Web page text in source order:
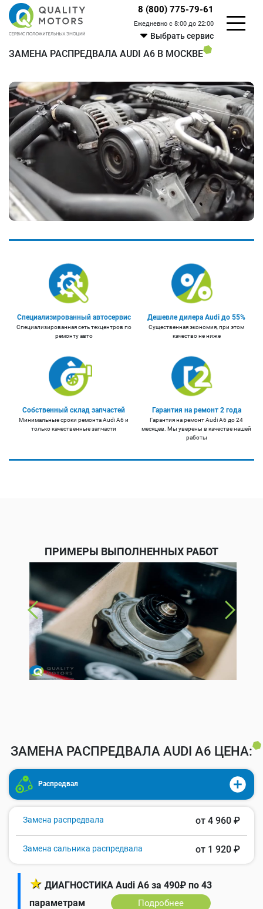
8 (800) 775-79-61
Ежедневно с 8:00 до 22:00
Выбрать сервис
ЗАМЕНА РАСПРЕДВАЛА AUDI A6 В МОСКВЕ
Специализированный автосервис
Специализированная сеть техцентров по
ремонту авто
Дешевле дилера Audi до 55%
Существенная экономия, при этом
качество не ниже
Собственный склад запчастей
Минимальные сроки ремонта Audi A6 и
только качественные запчасти
Гарантия на ремонт 2 года
Гарантия на ремонт Audi A6 до 24
месяцев. Мы уверены в качестве нашей
работы
ПРИМЕРЫ ВЫПОЛНЕННЫХ РАБОТ
ЗАМЕНА РАСПРЕДВАЛА AUDI A6 ЦЕНА:
Распредвал
Замена распредвала от 4 960 ₽
Замена сальника распредвала от 1 920 ₽
★ ДИАГНОСТИКА Audi A6 за 490₽ по 43
параметрам
Подробнее